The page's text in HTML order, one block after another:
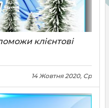
клієнтові
яку йому купити
на матеріал
14 Жовтня 2020, Ср